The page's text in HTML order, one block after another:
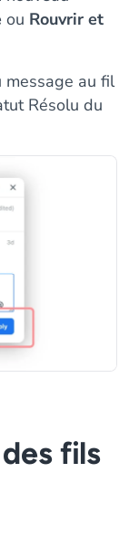
ou Rouvrir et
message au fil
Résolu du
fils